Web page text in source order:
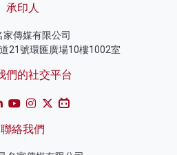
承印人
家傳媒有限公司
21號環匯廣場10樓1002室
們的社交平台
聯絡我們